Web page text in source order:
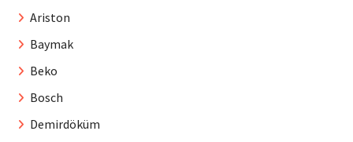
Ariston
Baymak
Beko
Bosch
Demirdöküm